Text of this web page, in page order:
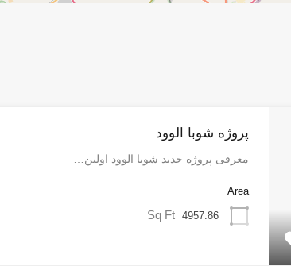
پروژه شوبا الوود
معرفی پروژه جدید شوبا الوود اولین…
Area
4957.86
Sq Ft